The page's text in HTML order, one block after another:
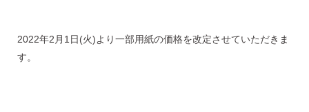
2022年2月1日(火)より一部用紙の価格を改定させていただきま
す。